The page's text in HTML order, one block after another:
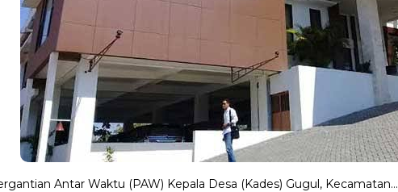
Antar Waktu (PAW) Kepala Desa (Kades) Gugul, Kecamatan…